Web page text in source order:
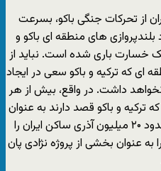
از تحرکات جنگی باکو، بسرعت
های منطقه ای باکو و
خسارت باری شده است. نباید از
ای که ترکیه و باکو سعی در ایجاد
داشت. در واقع، بیش از هر
و باکو قصد دارند به عنوان
بخشی از پروژه پان ترکیسم خود، حدود ۲۰ میلیون آذری ساکن ایران را
عنوان بخشی از پروژه نژادی پان